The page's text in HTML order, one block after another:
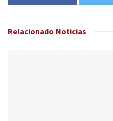
Relacionado Noticias